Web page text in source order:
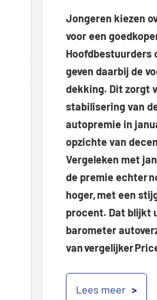
Jongeren kiezen
voor een
Hoofdbestuurders
geven daarbij de
dekking. Dit zorgt
stabilisering van
autopremie in
opzichte van
Vergeleken met
de premie echter
hoger, met een
procent. Dat blijkt
barometer
van vergelijker
Lees meer